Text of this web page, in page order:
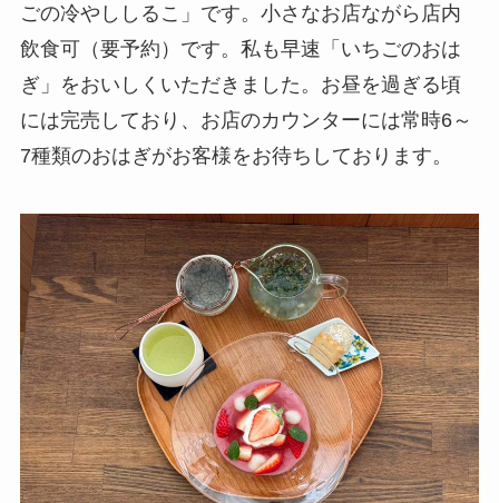
ごの冷やししるこ」です。小さなお店ながら店内
飲食可（要予約）です。私も早速「いちごのおは
ぎ」をおいしくいただきました。お昼を過ぎる頃
には完売しており、お店のカウンターには常時6～
7種類のおはぎがお客様をお待ちしております。